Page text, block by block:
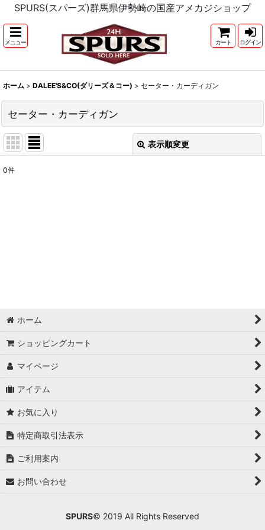
SPURS(スパーズ)群馬県伊勢崎の国産アメカジショップ
メニュー カート ログイン
ホーム > DALEE'S&CO(ダリーズ＆コー) > セーター・カーディガン
セーター・カーディガン
表示順変更
0件
ホーム
ショッピングカート
マイページ
アイテム
お気に入り
特定商取引法表示
ご利用案内
お問い合わせ
SPURS© 2019 All Rights Reserved